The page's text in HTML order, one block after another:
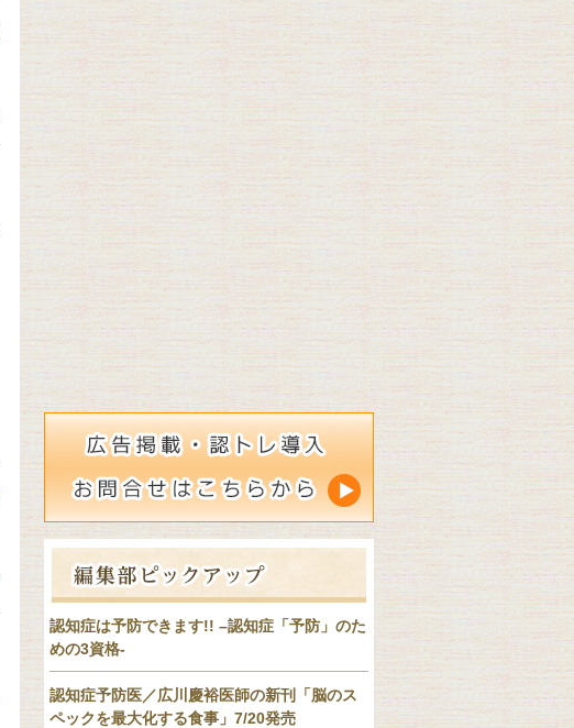
認知症は予防できます!! –認知症「予防」のた
めの3資格-
認知症予防医／広川慶裕医師の新刊「脳のス
ペックを最大化する食事」7/20発売